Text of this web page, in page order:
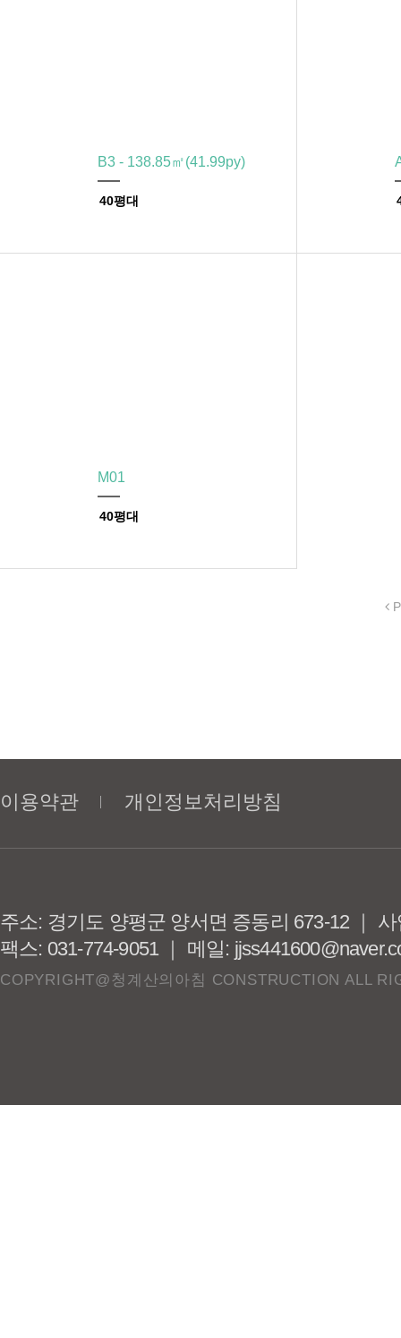
B3 - 138.85㎡(41.99py)
40평대
M01
40평대
이용약관 개인정보처리방침
주소: 경기도 양평군 양서면 증동리 673-12 ｜
팩스: 031-774-9051 ｜ 메일:
COPYRIGHT@청계산의아침 CONSTRUCTION ALL